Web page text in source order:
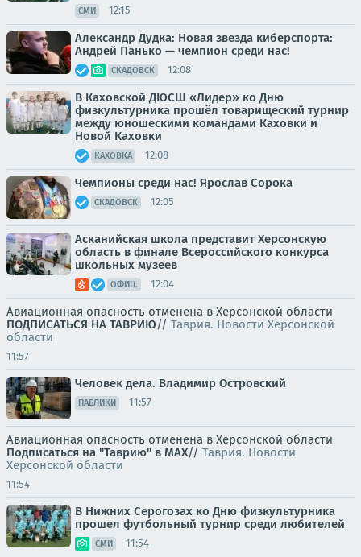
СМИ 12:15
Александр Дудка: Новая звезда киберспорта:
Андрей Панько — чемпион среди нас!
СКАДОВСК 12:08
В Каховской ДЮСШ «Лидер» ко Дню
физкультурника прошёл товарищеский турнир
между юношескими командами Каховки и
Новой Каховки
КАХОВКА 12:08
Чемпионы среди нас! Ярослав Сорока
СКАДОВСК 12:05
Асканийская школа представит Херсонскую
область в финале Всероссийского конкурса
школьных музеев
ОФИЦ. 12:04
Авиационная опасность отменена в Херсонской области
ПОДПИСАТЬСЯ НА ТАВРИЮ// Таврия. Новости Херсонской
области
11:57
Человек дела. Владимир Островский
ПАБЛИКИ 11:57
Авиационная опасность отменена в Херсонской области
Подписаться на "Таврию" в MAX// Таврия. Новости
Херсонской области
11:54
В Нижних Серогозах ко Дню физкультурника
прошел футбольный турнир среди любителей
СМИ 11:54